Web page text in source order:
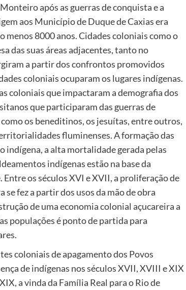
após as guerras de conquista e a
aos Município de Duque de Caxias era
menos 8000 anos. Cidades coloniais como o
das suas áreas adjacentes, tanto no
a partir dos confrontos promovidos
coloniais ocuparam os lugares indígenas.
coloniais que impactaram a demografia dos
que participaram das guerras de
os beneditinos, os jesuítas, entre outros,
fluminenses. A formação das
a alta mortalidade gerada pelas
indígenas estão na base da
os séculos XVI e XVII, a proliferação de
se fez a partir dos usos da mão de obra
de uma economia colonial açucareira a
populações é ponto de partida para
coloniais de apagamento dos Povos
de indígenas nos séculos XVII, XVIII e XIX
a vinda da Família Real para o Rio de